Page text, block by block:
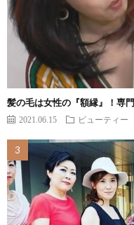
髪の毛は女性の『額縁』！専
2021.06.15 ビューティー